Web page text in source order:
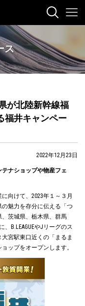
ス
が北陸新幹線福
福井キャンペー
2022年12月23日
ナショップや物産フェ
向けて、2023年１～３月
魅力を存分に伝える「つ
茨城県、栃木県、群馬
B.LEAGUEやJリーグのス
宮駅東口近くの「まるま
ップをオープンします。